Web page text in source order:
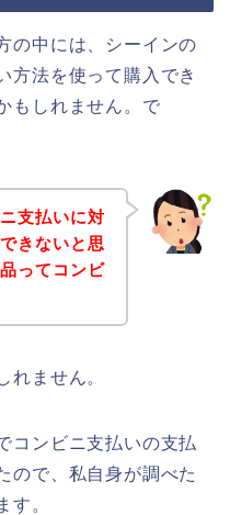
の中には、シーインの
方法を使って購入でき
もしれません。で
支払いに対
きないと思
ってコンビ
れません。
コンビニ支払いの支払
ので、私自身が調べた
す。